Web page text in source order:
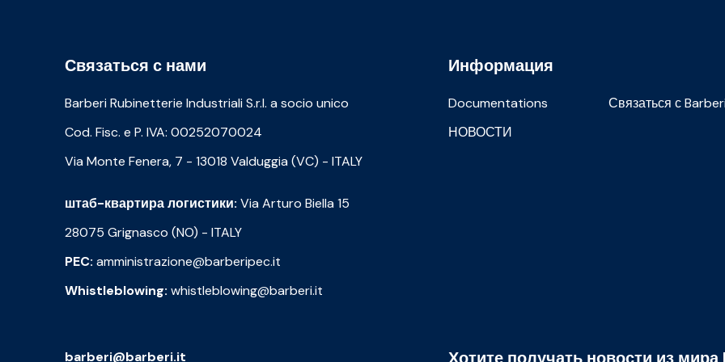
Связаться с нами
Barberi Rubinetterie Industriali S.r.l. a socio unico
Cod. Fisc. e P. IVA: 00252070024
Via Monte Fenera, 7 - 13018 Valduggia (VC) - ITALY
штаб-квартира логистики: Via Arturo Biella 15
28075 Grignasco (NO) - ITALY
PEC: amministrazione@barberipec.it
Whistleblowing: whistleblowing@barberi.it
Информация
Documentations
Связаться с
НОВОСТИ
barberi@barberi.it